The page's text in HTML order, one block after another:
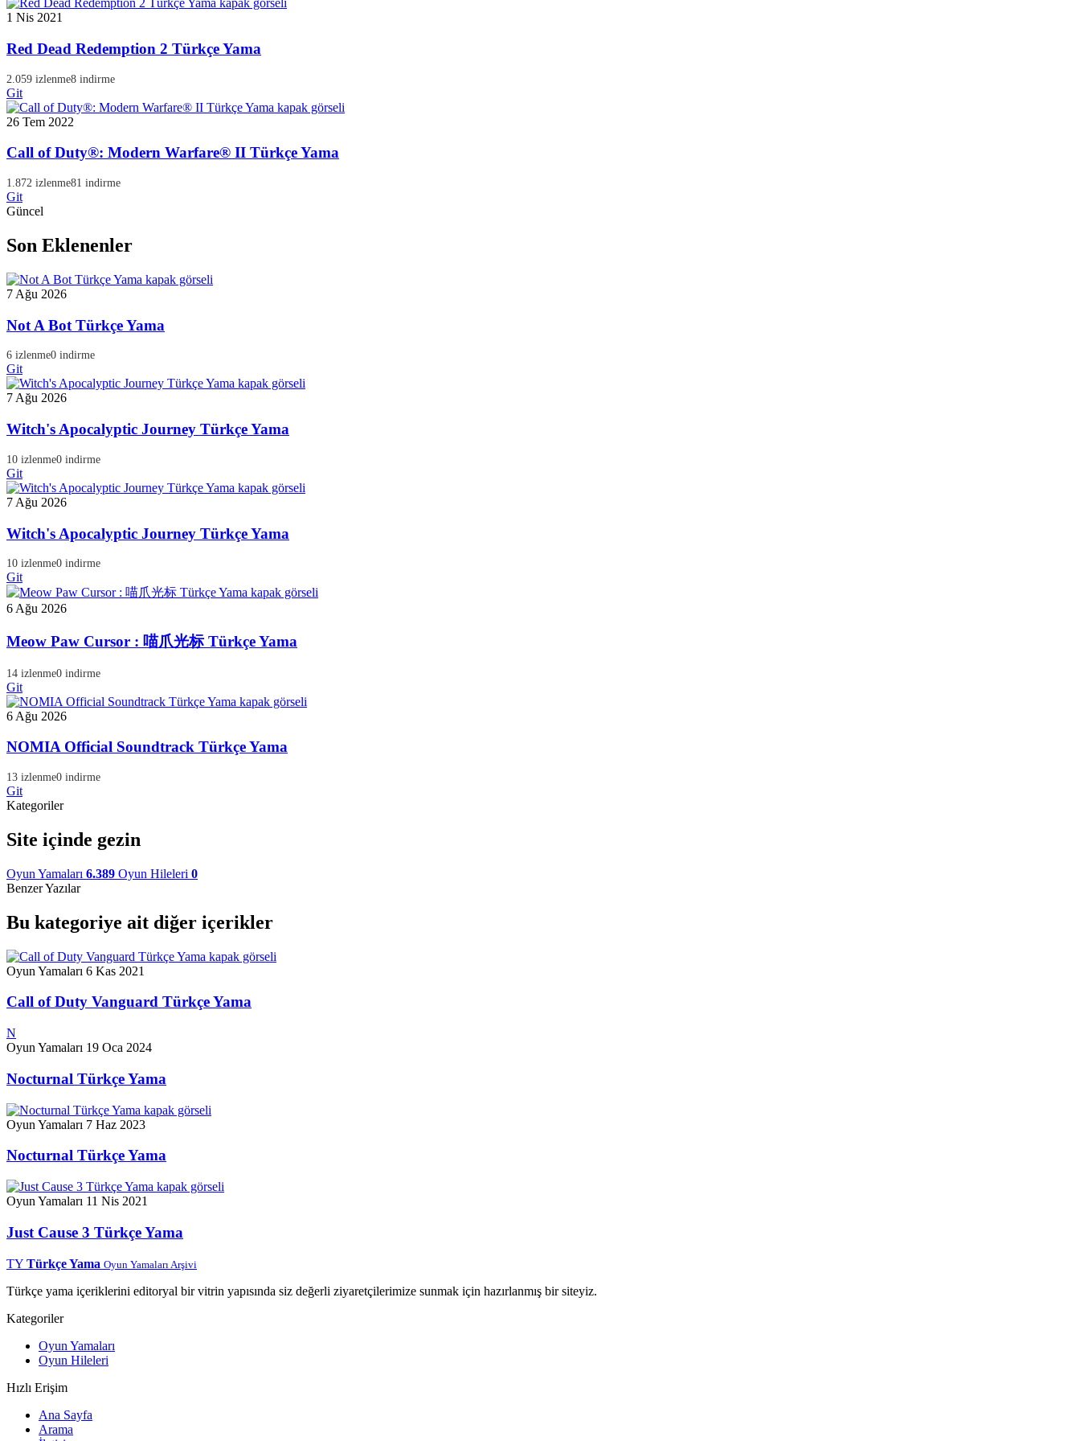
1 Nis 2021
Red Dead Redemption 2 Türkçe Yama
2.059 izlenme8 indirme
Git
26 Tem 2022
Call of Duty®: Modern Warfare® II Türkçe Yama
1.872 izlenme81 indirme
Git
Güncel
Son Eklenenler
7 Ağu 2026
Not A Bot Türkçe Yama
6 izlenme0 indirme
Git
7 Ağu 2026
Witch's Apocalyptic Journey Türkçe Yama
10 izlenme0 indirme
Git
7 Ağu 2026
Witch's Apocalyptic Journey Türkçe Yama
10 izlenme0 indirme
Git
6 Ağu 2026
Meow Paw Cursor : 喵爪光标 Türkçe Yama
14 izlenme0 indirme
Git
6 Ağu 2026
NOMIA Official Soundtrack Türkçe Yama
13 izlenme0 indirme
Git
Kategoriler
Site içinde gezin
Oyun Yamaları 6.389 Oyun Hileleri 0
Benzer Yazılar
Bu kategoriye ait diğer içerikler
Oyun Yamaları 6 Kas 2021
Call of Duty Vanguard Türkçe Yama
N
Oyun Yamaları 19 Oca 2024
Nocturnal Türkçe Yama
Oyun Yamaları 7 Haz 2023
Nocturnal Türkçe Yama
Oyun Yamaları 11 Nis 2021
Just Cause 3 Türkçe Yama
TY Türkçe Yama Oyun Yamaları Arşivi
Türkçe yama içeriklerini editoryal bir vitrin yapısında siz değerli ziyaretçilerimize sunmak için hazırlanmış bir siteyiz.
Kategoriler
Oyun Yamaları
Oyun Hileleri
Hızlı Erişim
Ana Sayfa
Arama